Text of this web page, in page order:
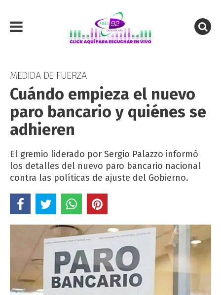
MEDIDA DE FUERZA
Cuándo empieza el nuevo
paro bancario y quiénes se
adhieren
El gremio liderado por Sergio Palazzo informó
los detalles del nuevo paro bancario nacional
contra las políticas de ajuste del Gobierno.